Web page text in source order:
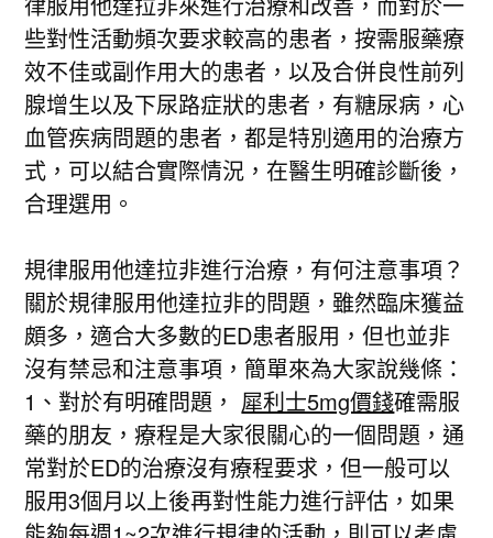
些對性活動頻次要求較高的患者，按需服藥療
效不佳或副作用大的患者，以及合併良性前列
腺增生以及下尿路症狀的患者，有糖尿病，心
血管疾病問題的患者，都是特別適用的治療方
式，可以結合實際情況，在醫生明確診斷後，
合理選用。
規律服用他達拉非進行治療，有何注意事項？
關於規律服用他達拉非的問題，雖然臨床獲益
頗多，適合大多數的ED患者服用，但也並非
沒有禁忌和注意事項，簡單來為大家說幾條：
1、對於有明確問題， 犀利士5mg價錢確需服
藥的朋友，療程是大家很關心的一個問題，通
常對於ED的治療沒有療程要求，但一般可以
服用3個月以上後再對性能力進行評估，如果